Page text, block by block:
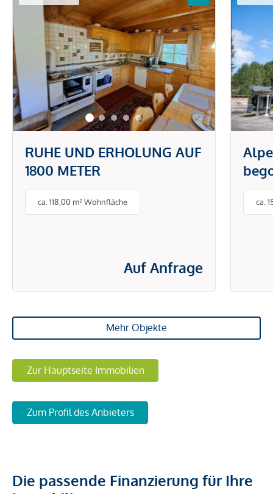
RUHE UND ERHOLUNG AUF
1800 METER
ca. 118,00 m² Wohnfläche
Auf Anfrage
ca.
Mehr Objekte
Zur Hauptseite Immobilien
Zum Profil des Anbieters
Die passende Finanzierung für Ihre